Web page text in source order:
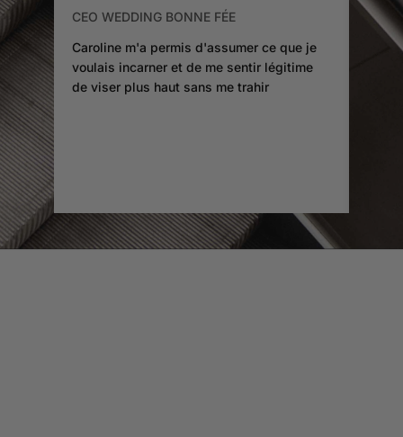
CEO WEDDING BONNE FÉE
Caroline m'a permis d'assumer ce que je
voulais incarner et de me sentir légitime
de viser plus haut sans me trahir
La